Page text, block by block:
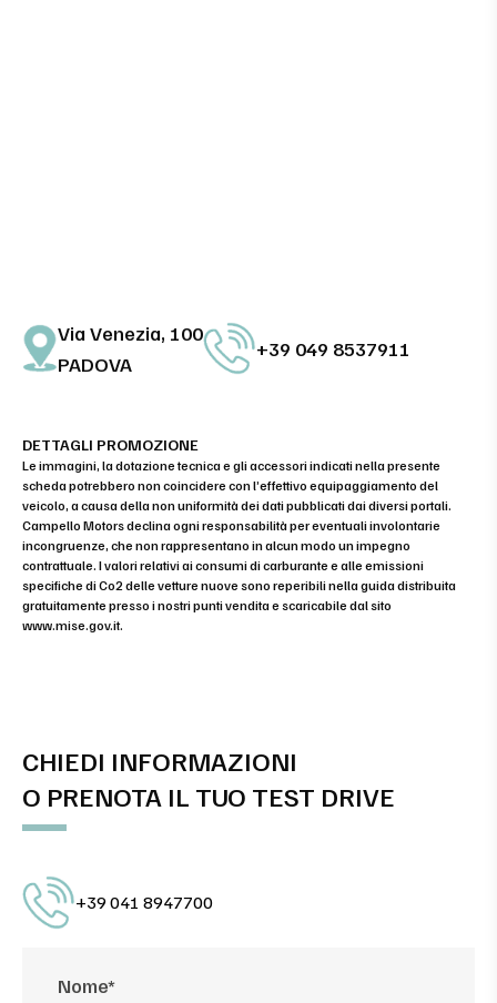
Via Venezia, 100
PADOVA
+39 049 8537911
DETTAGLI PROMOZIONE
Le immagini, la dotazione tecnica e gli accessori indicati nella presente
scheda potrebbero non coincidere con l’effettivo equipaggiamento del
veicolo, a causa della non uniformità dei dati pubblicati dai diversi portali.
Campello Motors declina ogni responsabilità per eventuali involontarie
incongruenze, che non rappresentano in alcun modo un impegno
contrattuale. I valori relativi ai consumi di carburante e alle emissioni
specifiche di Co2 delle vetture nuove sono reperibili nella guida distribuita
gratuitamente presso i nostri punti vendita e scaricabile dal sito
www.mise.gov.it.
CHIEDI INFORMAZIONI
O PRENOTA IL TUO TEST DRIVE
+39 041 8947700